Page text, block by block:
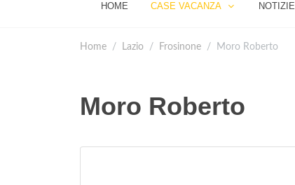
HOME CASE VACANZA NOTIZIE
Home Lazio Frosinone Moro Roberto
Moro Roberto